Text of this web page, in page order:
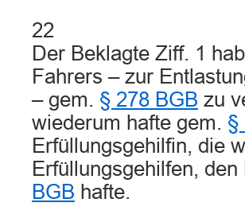
22
Der Beklagte Ziff. 1
Fahrers – zur
– gem. § 278 BGB zu
wiederum hafte gem. §
Erfüllungsgehilfin, die
Erfüllungsgehilfen,
BGB hafte.